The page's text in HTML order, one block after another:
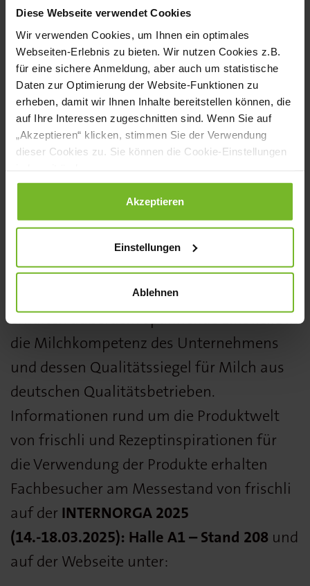
Diese Webseite verwendet Cookies
Wir verwenden Cookies, um Ihnen ein optimales
Webseiten-Erlebnis zu bieten. Wir nutzen Cookies z.B.
für eine sichere Anmeldung, aber auch um statistische
Daten zur Optimierung der Website-Funktionen zu
erheben, damit wir Ihnen Inhalte bereitstellen können, die
auf Ihre Interessen zugeschnitten sind. Wenn Sie auf
„Akzeptieren“ klicken, stimmen Sie der Verwendung
dieser Cookies zu. Sie können die Cookie-Einstellungen
Datenschutzerklärung|Impressum
Akzeptieren
Einstellungen
Ablehnen
vielseitige Anwendungsmöglichkeiten
Zum Jubiläum präsentiert frischli das
Konzept „Clevere Desserts“, das mit
innovativen Rezeptideen hilft,
Warenkosten zu optimieren und Food-
Waste zu reduzieren. Zudem wird der neue
vorgestellt. Ein eigener Messestandbereich
widmet sich der breiten Anwendbarkeit
der frischli-Produkte – von Eis-Basen über
Vanillecreme-Füllungen bis hin zum neuen
Barista Bio-Hafer-Drink. Besucher:innen
erhalten außerdem spannende Einblicke in
die Milchkompetenz des Unternehmens
und dessen Qualitätssiegel für Milch aus
deutschen Qualitätsbetrieben.
Informationen rund um die Produktwelt
von frischli und Rezeptinspirationen für
die Verwendung der Produkte erhalten
Fachbesucher am Messestand von frischli
auf der INTERNORGA 2025
(14.-18.03.2025): Halle A1 – Stand 208 und
auf der Webseite unter: